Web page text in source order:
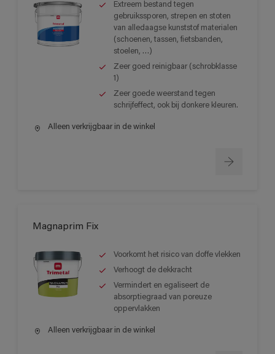
Extreem bestand tegen
gebruikssporen, strepen en stoten
van alledaagse kunststof materialen
(schoenen, tassen, fietsbanden,
stoelen, …)
Zeer goed reinigbaar (schrobklasse
1)
Zeer goede weerstand tegen
schrijfeffect, ook bij donkere kleuren.
Alleen verkrijgbaar in de winkel
Magnaprim Fix
Voorkomt het risico van doffe vlekken
Verhoogt de dekkracht
Vermindert en egaliseert de
absorptiegraad van poreuze
oppervlakken
Alleen verkrijgbaar in de winkel